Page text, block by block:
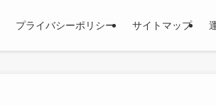
プライバシーポリシー サイトマップ